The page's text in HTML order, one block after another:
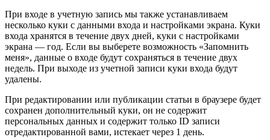
При входе в учетную запись мы также устанавливаем
несколько куки с данными входа и настройками экрана. Куки
входа хранятся в течение двух дней, куки с настройками
экрана — год. Если вы выберете возможность «Запомнить
меня», данные о входе будут сохраняться в течение двух
недель. При выходе из учетной записи куки входа будут
удалены.
При редактировании или публикации статьи в браузере будет
сохранен дополнительный куки, он не содержит
персональных данных и содержит только ID записи
отредактированной вами, истекает через 1 день.